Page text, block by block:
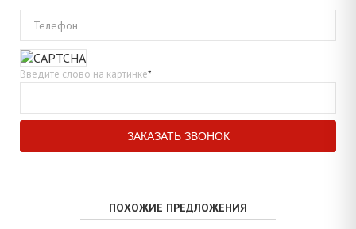
Телефон
Введите слово на картинке*
ПОХОЖИЕ ПРЕДЛОЖЕНИЯ